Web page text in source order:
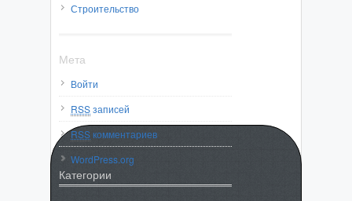
Строительство
Мета
Войти
RSSзаписей
RSSкомментариев
WordPress.org
Категории